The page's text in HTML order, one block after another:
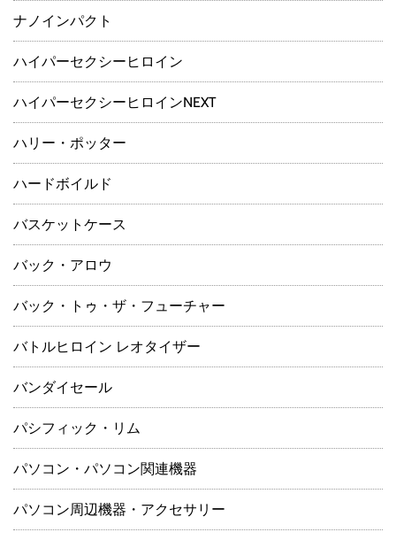
ナノインパクト
ハイパーセクシーヒロイン
ハイパーセクシーヒロインNEXT
ハリー・ポッター
ハードボイルド
バスケットケース
バック・アロウ
バック・トゥ・ザ・フューチャー
バトルヒロイン レオタイザー
バンダイセール
パシフィック・リム
パソコン・パソコン関連機器
パソコン周辺機器・アクセサリー